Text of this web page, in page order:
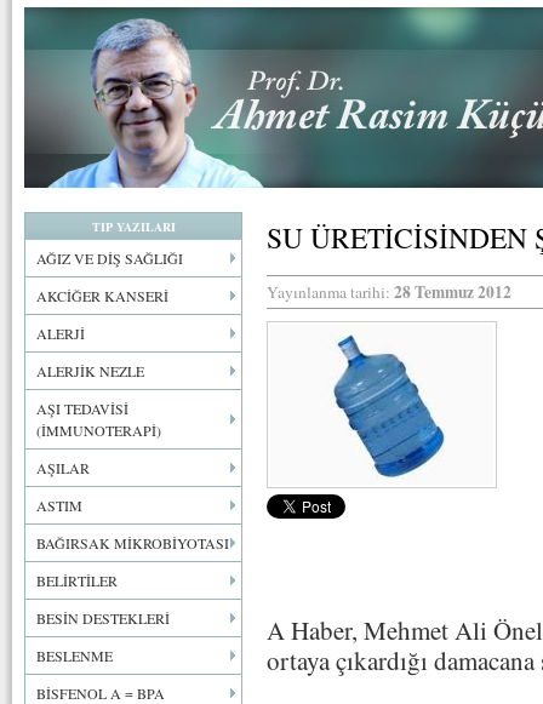
TIP YAZILARI
AĞIZ VE DİŞ SAĞLIĞI
AKCİĞER KANSERİ
ALERJİ
ALERJİK NEZLE
AŞI TEDAVİSİ
(İMMUNOTERAPİ)
AŞILAR
ASTIM
BAĞIRSAK MİKROBİYOTASI
BELİRTİLER
BESİN DESTEKLERİ
BESLENME
BİSFENOL A = BPA
SU ÜRETİCİSİNDEN
Yayınlanma tarihi: 28 Temmuz 2012
A Haber, Mehmet Ali
ortaya çıkardığı